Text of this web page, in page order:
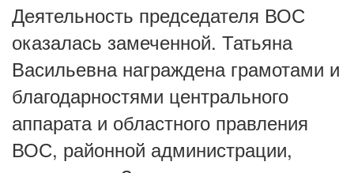
Деятельность председателя ВОС
оказалась замеченной. Татьяна
Васильевна награждена грамотами и
благодарностями центрального
аппарата и областного правления
ВОС, районной администрации,